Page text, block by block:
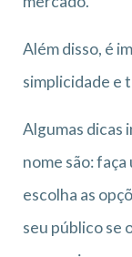
Além disso, é
simplicidade e
Algumas dicas
nome são:
escolha as
seu público se